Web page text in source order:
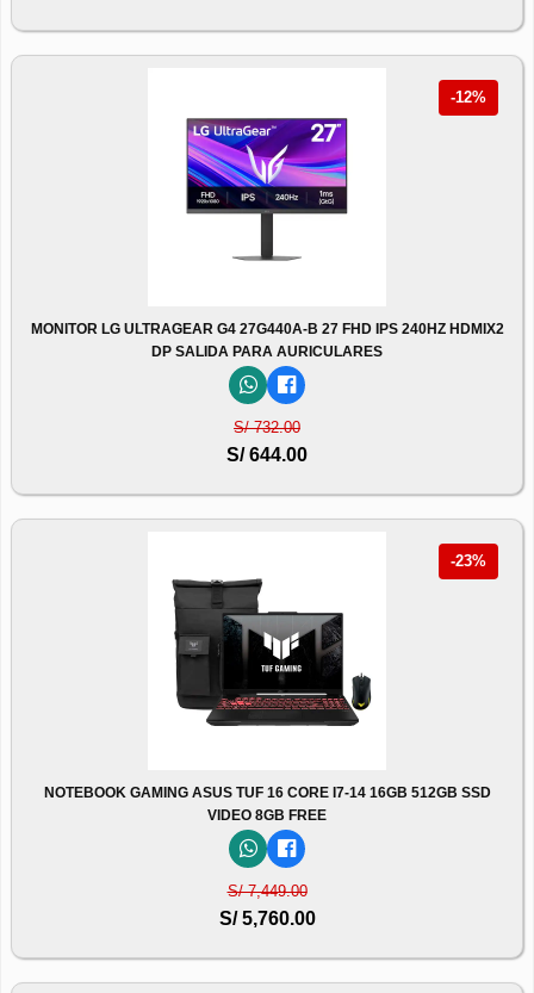
-12%
MONITOR LG ULTRAGEAR G4 27G440A-B 27 FHD IPS 240HZ HDMIX2
DP SALIDA PARA AURICULARES
S/ 732.00
S/ 644.00
-23%
NOTEBOOK GAMING ASUS TUF 16 CORE I7-14 16GB 512GB SSD
VIDEO 8GB FREE
S/ 7,449.00
S/ 5,760.00